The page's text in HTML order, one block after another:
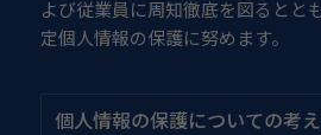
よび従業員に周知徹底を図るとと
定個人情報の保護に努めます。
個人情報の保護についての考